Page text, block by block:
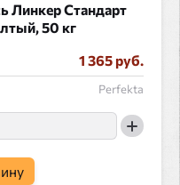
Линкер Стандарт
50 кг
1 365 руб.
Perfekta